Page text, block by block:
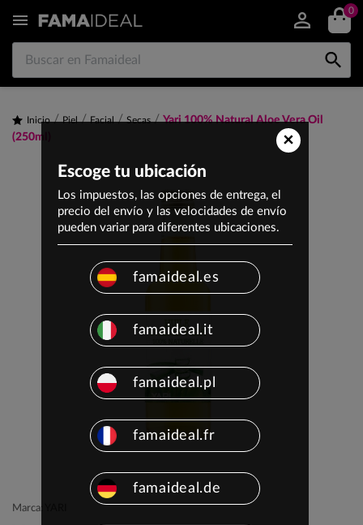
 0

Inicio Piel Facial Secas
Yari 100% Natural Aloe Vera Oil
(250ml)
Marca: YARI
×
Escoge tu ubicación
Los impuestos, las opciones de entrega, el
precio del envío y las velocidades de envío
pueden variar para diferentes ubicaciones.
famaideal.es
famaideal.it
famaideal.pl
famaideal.fr
famaideal.de